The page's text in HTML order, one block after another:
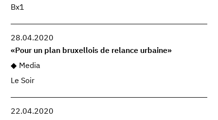
Bx1
28.04.2020
«Pour un plan bruxellois de relance urbaine»
Media
Le Soir
22.04.2020